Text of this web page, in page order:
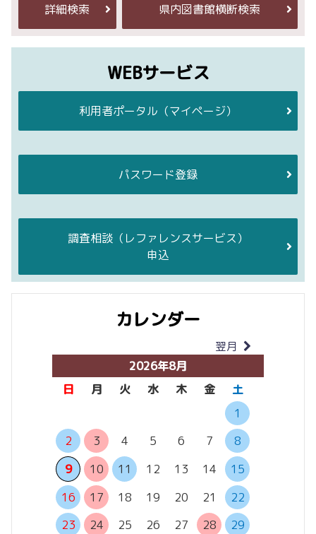
詳細検索 県内図書館横断検索
WEBサービス
利用者ポータル （マイページ）
パスワード登録
調査相談 （レファレンスサービス）
申込
カレンダー
翌月
2026年8月
日
月 火 水 木 金
土
1
2
3 4 5 6 7
8
9
10 11 12 13 14
15
16
17 18 19 20 21
22
23
24 25 26 27 28
29